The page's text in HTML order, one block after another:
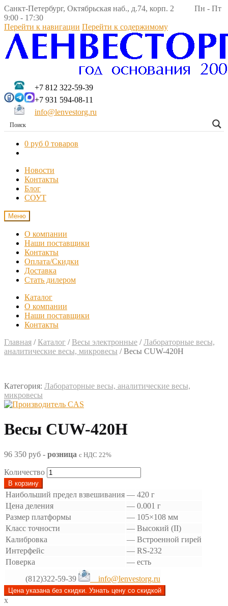
Санкт-Петербург, Октябрьская наб., д.74, корп. 2 Пн - Пт
9:00 - 17:30
Перейти к навигации Перейти к содержимому
+7 812 322-59-39
+7 931 594-08-11
info@lenvestorg.ru
0 руб 0 товаров
Новости
Контакты
Блог
СОУТ
Меню
О компании
Наши поставщики
Контакты
Оплата/Скидки
Доставка
Стать дилером
Каталог
О компании
Наши поставщики
Контакты
Главная / Каталог / Весы электронные /Лабораторные весы,
аналитические весы, микровесы /Весы CUW-420H
Категория: Лабораторные весы, аналитические весы,
микровесы
Весы CUW-420H
96 350 руб - розница с НДС 22%
Количество
В корзину
Наибольший предел взвешивания — 420 г
Цена деления
— 0.001 г
Размер платформы
— 105×108 мм
Класс точности
— Высокий (II)
Калибровка
— Встроенной гирей
Интерфейс
— RS-232
Поверка
— есть
(812)322-59-39
info@lenvestorg.ru
Цена указана без скидки. Узнать цену со скидкой
x